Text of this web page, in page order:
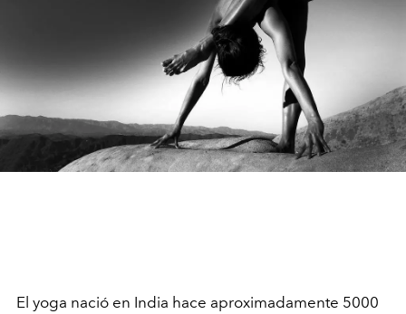
El yoga nació en India hace aproximadamente 5000